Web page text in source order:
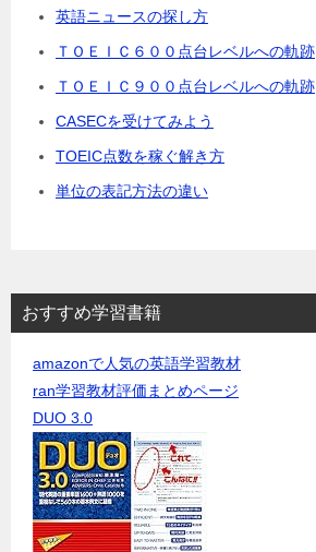
英語ニュースの探し方
ＴＯＥＩＣ６００点台レベルへの軌跡
ＴＯＥＩＣ９００点台レベルへの軌跡
CASECを受けてみよう
TOEIC点数を稼ぐ解き方
単位の表記方法の違い
おすすめ学習書籍
amazonで人気の英語学習教材
ran学習教材評価まとめページ
DUO 3.0